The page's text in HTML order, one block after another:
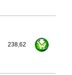
238,62